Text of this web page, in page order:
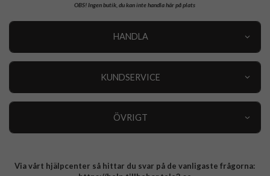
OBS!Ingen butik, du kan inte handla här på plats
HANDLA
KUNDSERVICE
ÖVRIGT
Integritetspolicy
Via vårt hjälpcenter så hittar du svar på de vanligaste frågorna: